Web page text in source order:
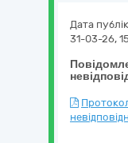
Дата
31-03-26,